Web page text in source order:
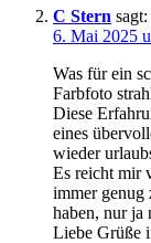
C Stern sagt:
6. Mai 2025
Was für ein
Farbfoto
Diese
eines
wieder
Es reicht mir
immer
haben, nur ja
Liebe Grüße